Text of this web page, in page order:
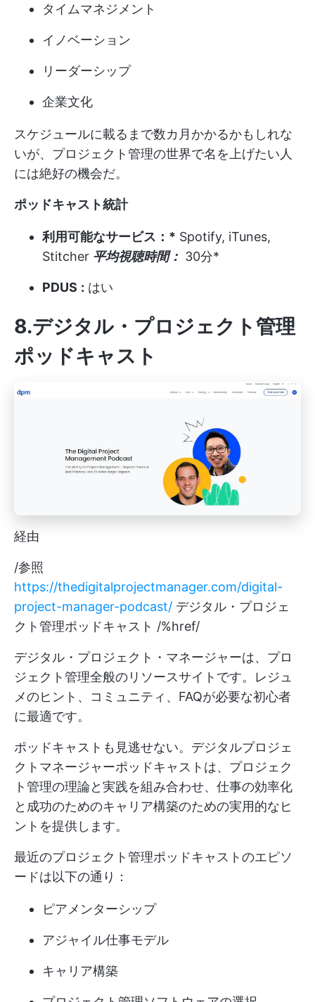
タイムマネジメント
イノベーション
リーダーシップ
企業文化
スケジュールに載るまで数カ月かかるかもしれな
いが、プロジェクト管理の世界で名を上げたい人
には絶好の機会だ。
ポッドキャスト統計
利用可能なサービス：* Spotify, iTunes,
Stitcher 平均視聴時間： 30分*
PDUS : はい
8.デジタル・プロジェクト管理
ポッドキャスト
経由
/参照
https://thedigitalprojectmanager.com/digital-
project-manager-podcast/ デジタル・プロジェ
クト管理ポッドキャスト /%href/
デジタル・プロジェクト・マネージャーは、プロ
ジェクト管理全般のリソースサイトです。レジュ
メのヒント、コミュニティ、FAQが必要な初心者
に最適です。
ポッドキャストも見逃せない。デジタルプロジェ
クトマネージャーポッドキャストは、プロジェク
ト管理の理論と実践を組み合わせ、仕事の効率化
と成功のためのキャリア構築のための実用的なヒ
ントを提供します。
最近のプロジェクト管理ポッドキャストのエピソ
ードは以下の通り：
ピアメンターシップ
アジャイル仕事モデル
キャリア構築